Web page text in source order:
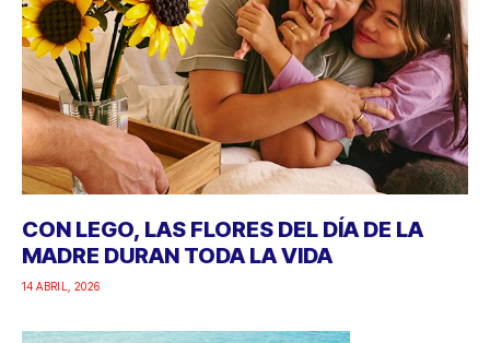
CON LEGO, LAS FLORES DEL DÍA DE LA
MADRE DURAN TODA LA VIDA
14 ABRIL, 2026